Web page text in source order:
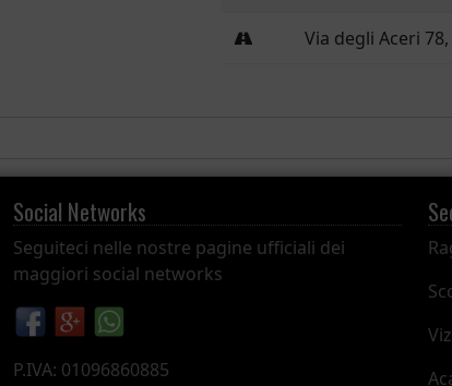
Via degli Aceri
Social Networks
Seguiteci nelle nostre pagine ufficiali dei
maggiori social networks
P.IVA: 01096860885